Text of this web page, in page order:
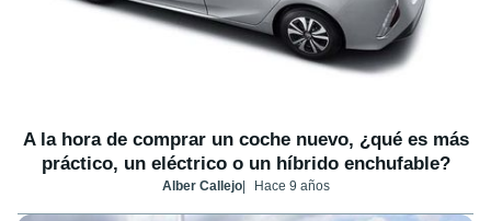
A la hora de comprar un coche nuevo, ¿qué es más
práctico, un eléctrico o un híbrido enchufable?
Alber Callejo Hace 9 años